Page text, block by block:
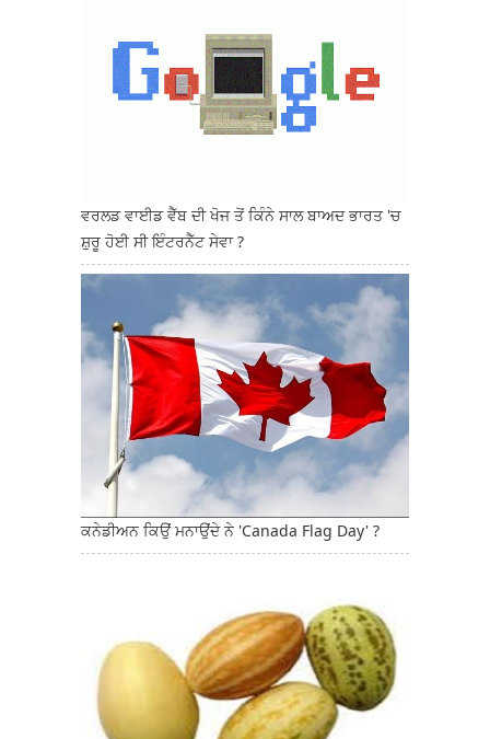
ਵਰਲਡ ਵਾਈਡ ਵੈੱਬ ਦੀ ਖੋਜ ਤੋਂ ਕਿੰਨੇ ਸਾਲ ਬਾਅਦ ਭਾਰਤ 'ਚ
ਸ਼ੁਰੂ ਹੋਈ ਸੀ ਇੰਟਰਨੈੱਟ ਸੇਵਾ ?
ਕਨੇਡੀਅਨ ਕਿਉਂ ਮਨਾਉਂਦੇ ਨੇ 'Canada Flag Day' ?